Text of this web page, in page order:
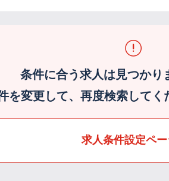
条件に合う求人は見つかり
を変更して、再度検索してく
求人条件設定ペ